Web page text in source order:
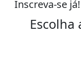
Inscreva-se já!